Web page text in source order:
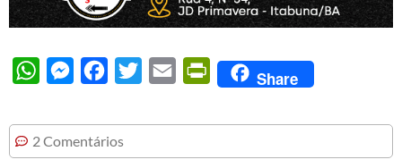
WhatsAppMessengerFacebook
Twitter Email PrintFriendly
Share
2 Comentários